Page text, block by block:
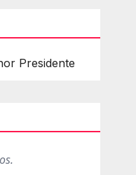
Presidente